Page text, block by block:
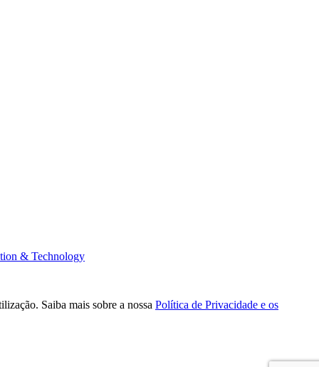
& Technology
Saiba mais sobre a nossa Política de Privacidade e os